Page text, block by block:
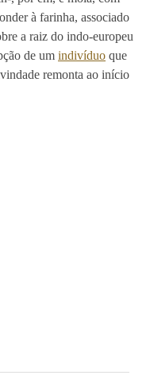
à farinha, associado
a raiz do indo-europeu
de um indivíduo que
remonta ao início